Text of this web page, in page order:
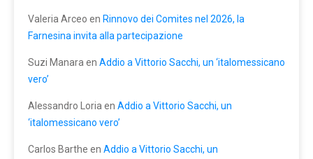
Valeria Arceo en Rinnovo dei Comites nel 2026, la
Farnesina invita alla partecipazione
Suzi Manara en Addio a Vittorio Sacchi, un ‘italomessicano
vero’
Alessandro Loria en Addio a Vittorio Sacchi, un
‘italomessicano vero’
Carlos Barthe en Addio a Vittorio Sacchi, un